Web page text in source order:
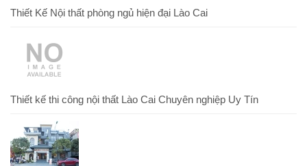
Thiết Kế Nội thất phòng ngủ hiện đại Lào Cai
Thiết kế thi công nội thất Lào Cai Chuyên nghiệp Uy Tín